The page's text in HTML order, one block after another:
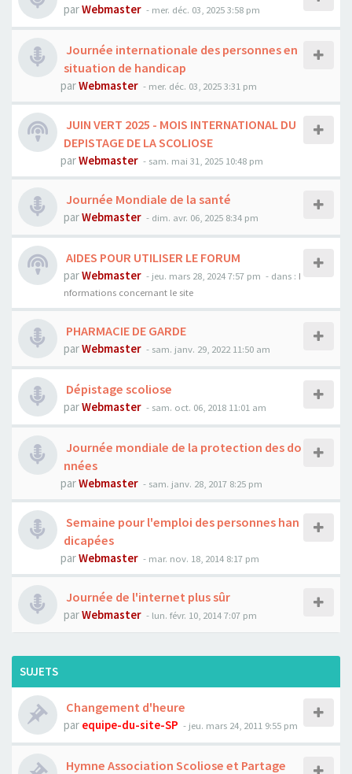
parWebmaster - mer. déc. 03, 2025 3:58 pm
Journée internationale des personnes en
situation de handicap
parWebmaster - mer. déc. 03, 2025 3:31 pm
JUIN VERT 2025 - MOIS INTERNATIONAL DU
DEPISTAGE DE LA SCOLIOSE
parWebmaster - sam. mai 31, 2025 10:48 pm
Journée Mondiale de la santé
parWebmaster - dim. avr. 06, 2025 8:34 pm
AIDES POUR UTILISER LE FORUM
parWebmaster - jeu. mars 28, 2024 7:57 pm - dans : I
nformations concernant le site
PHARMACIE DE GARDE
parWebmaster - sam. janv. 29, 2022 11:50 am
Dépistage scoliose
parWebmaster - sam. oct. 06, 2018 11:01 am
Journée mondiale de la protection des do
nnées
parWebmaster - sam. janv. 28, 2017 8:25 pm
Semaine pour l'emploi des personnes han
dicapées
parWebmaster - mar. nov. 18, 2014 8:17 pm
Journée de l'internet plus sûr
parWebmaster - lun. févr. 10, 2014 7:07 pm
SUJETS
Changement d'heure
par equipe-du-site-SP - jeu. mars 24, 2011 9:55 pm
Hymne Association Scoliose et Partage